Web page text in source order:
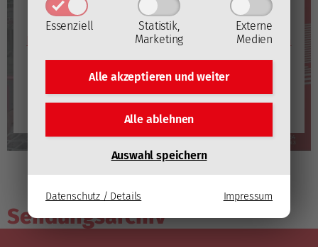
Essenziell
Statistik,
Marketing
Externe
Medien
Alle akzeptieren undweiter
Alle ablehnen
Auswahl speichern
Datenschutz / Details Impressum
YouTube
Mit dem Laden des Videos akzeptieren Sie die
Datenschutzerklärung von YouTube
(Öffnet in neuem
Video laden
YouTube immer automatisch laden
Sendungsarchiv